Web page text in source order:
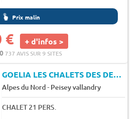
Prix malin
€ + d'infos >
737 AVIS SUR 9 SITES
GOELIA LES CHALETS DES DEUX DOMAINES
Alpes du Nord- Peisey vallandry
CHALET 21 PERS.